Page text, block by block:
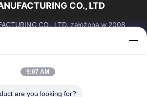
CO., LTD
CO., LTD, założona w 2008
producentem i dostawcą rur
stopów tytanu o...
Produkty
Wycieczka Po Fabryce
9:07 AM
are you looking for?